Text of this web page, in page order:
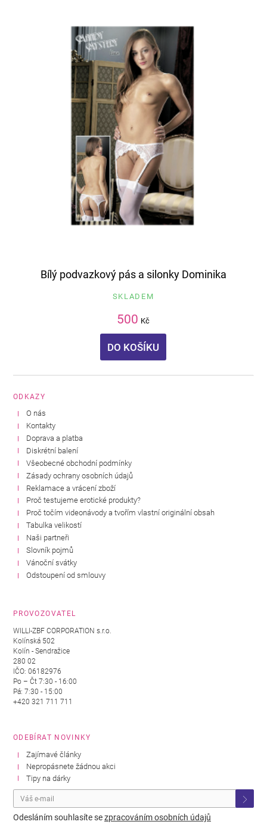
Bílý podvazkový pás a silonky Dominika
SKLADEM
500 Kč
DO KOŠÍKU
ODKAZY
O nás
Kontakty
Doprava a platba
Diskrétní balení
Všeobecné obchodní podmínky
Zásady ochrany osobních údajů
Reklamace a vrácení zboží
Proč testujeme erotické produkty?
Proč točím videonávody a tvořím vlastní originální obsah
Tabulka velikostí
Naši partneři
Slovník pojmů
Vánoční svátky
Odstoupení od smlouvy
PROVOZOVATEL
WILLI-ZBF CORPORATION s.r.o.
Kolínská 502
Kolín - Sendražice
280 02
IČO: 06182976
Po – Čt 7:30 - 16:00
Pá: 7:30 - 15:00
+420 321 711 711
ODEBÍRAT NOVINKY
Zajímavé články
Nepropásnete žádnou akci
Tipy na dárky
Odesláním souhlasíte sezpracováním osobních údajů